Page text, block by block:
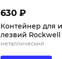
630 ₽
Контейнер для
лезвий Rockwell
металлический